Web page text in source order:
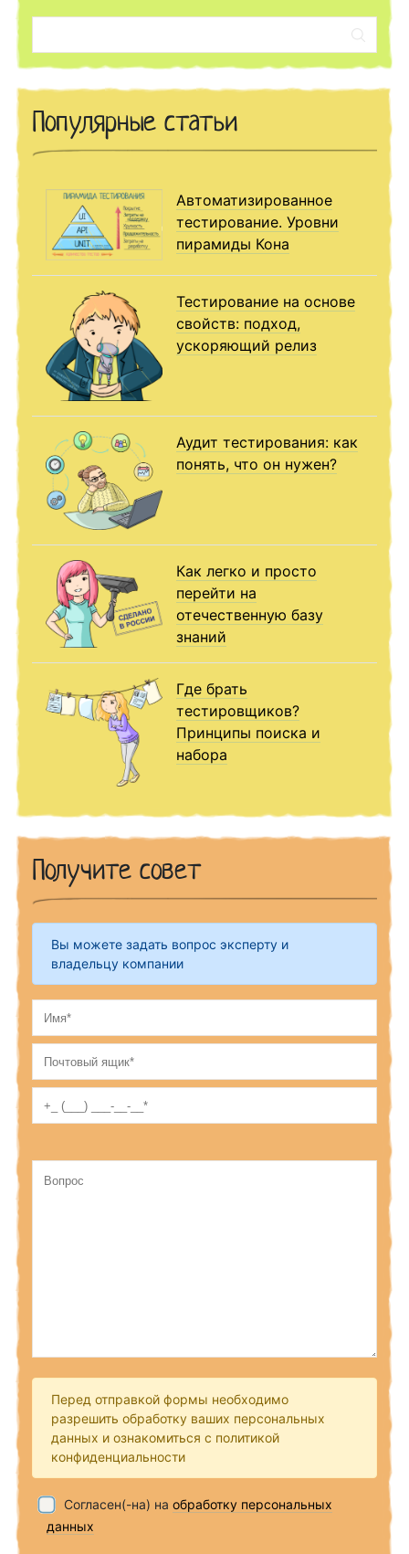
Популярные статьи
Автоматизированное
тестирование. Уровни
пирамиды Кона
Тестирование на основе
свойств: подход,
ускоряющий релиз
Аудит тестирования: как
понять, что он нужен?
Как легко и просто
перейти на
отечественную базу
знаний
Где брать
тестировщиков?
Принципы поиска и
набора
Получите совет
Вы можете задать вопрос эксперту и
владельцу компании
Перед отправкой формы необходимо
разрешить обработку ваших персональных
данных и ознакомиться с политикой
конфиденциальности
Согласен(-на) на обработку персональных
данных